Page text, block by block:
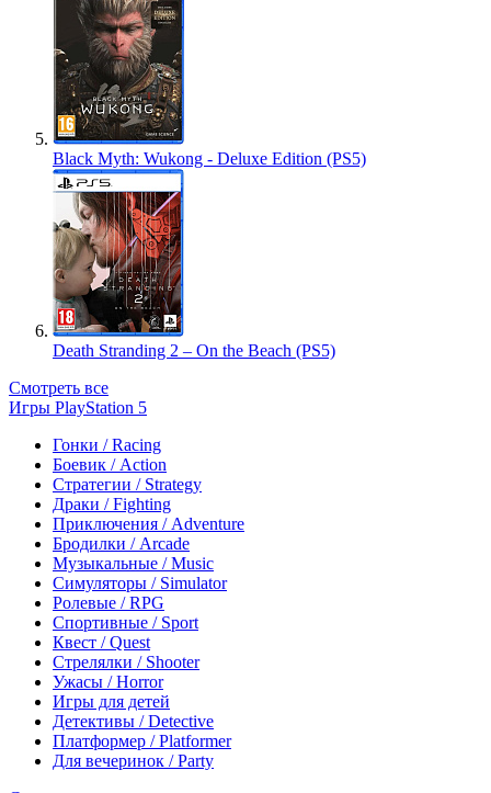
Black Myth: Wukong - Deluxe Edition (PS5)
Death Stranding 2 – On the Beach (PS5)
Смотреть все
Игры PlayStation 5
Гонки / Racing
Боевик / Action
Стратегии / Strategy
Драки / Fighting
Приключения / Adventure
Бродилки / Arcade
Музыкальные / Music
Симуляторы / Simulator
Ролевые / RPG
Спортивные / Sport
Квест / Quest
Стрелялки / Shooter
Ужасы / Horror
Игры для детей
Детективы / Detective
Платформер / Platformer
Для вечеринок / Party